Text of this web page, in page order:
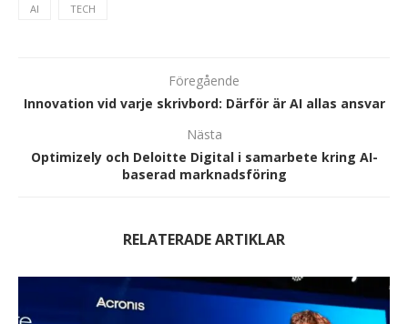
AI TECH
Föregående
Innovation vid varje skrivbord: Därför är AI allas ansvar
Nästa
Optimizely och Deloitte Digital i samarbete kring AI-
baserad marknadsföring
RELATERADE ARTIKLAR